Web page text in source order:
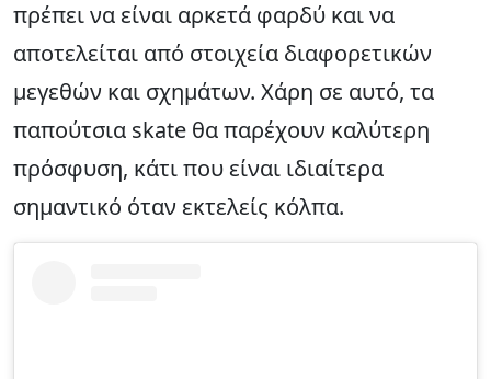
πρέπει να είναι αρκετά φαρδύ και να
αποτελείται από στοιχεία διαφορετικών
μεγεθών και σχημάτων. Χάρη σε αυτό, τα
παπούτσια skate θα παρέχουν καλύτερη
πρόσφυση, κάτι που είναι ιδιαίτερα
σημαντικό όταν εκτελείς κόλπα.